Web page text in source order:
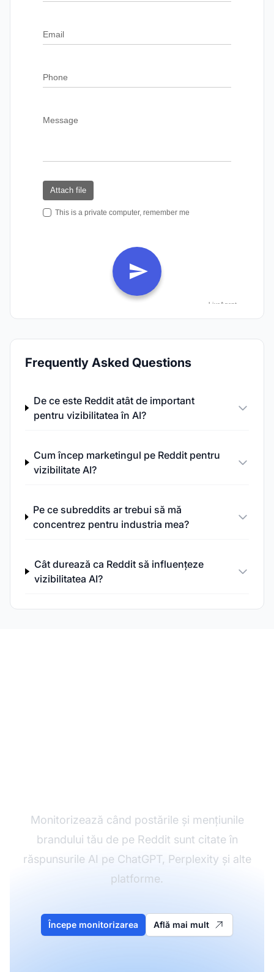
Frequently Asked Questions
De ce este Reddit atât de important
pentru vizibilitatea în AI?
Cum încep marketingul pe Reddit pentru
vizibilitate AI?
Pe ce subreddits ar trebui să mă
concentrez pentru industria mea?
Cât durează ca Reddit să influențeze
vizibilitatea AI?
Monitorizează când postările și mențiunile
brandului tău de pe Reddit sunt citate în
răspunsurile AI pe ChatGPT, Perplexity și alte
platforme.
Începe monitorizarea Află mai mult